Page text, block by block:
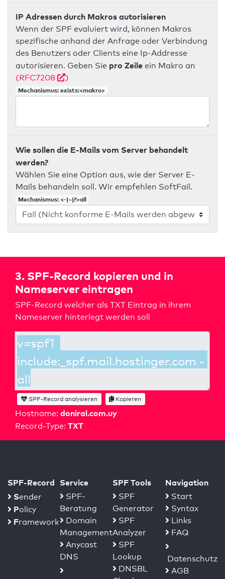
IP Adressen durch Makros autorisieren
Wenn der SPF evaluiert wird, können Makros
spezifische anhand der Anfrage oder Verbindung
des Benutzers oder Clients eine Ip-Addresse
autorisieren. Geben Sie pro Zeile ein Makro an
(RFC7208
)
Mechanismus: exists:<makro>
Wie sollen die E-Mails vom Server behandelt
werden?
Wählen Sie eine Option aus, wie der Server E-
Mails behandeln soll. Wir empfehlen SoftFail.
Mechanismus: <-|~|?>all
3. SPF-Record kopieren und in
Nameserver eintragen
SPF-Record welcher als TXT Eintrag in ihrem
Nameserver hinterlegt werden soll
Hostname: doniral.com.uy
Record-Type: TXT
SPF-Record analysieren Kopieren
SPF-Record
Sender
Policy
Framework
Service
SPF-
Beratung
Domain
Management
Anycast
DNS
SPF Tools
SPF
Generator
SPF
Analyzer
SPF
Lookup
DNSBL
Navigation
Start
Syntax
Links
FAQ
Datenschutz
AGB